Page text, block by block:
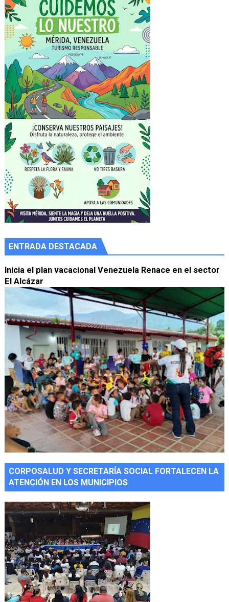
ENTRADA DESTACADA
Inicia el plan vacacional Venezuela Renace en el sector
El Alcázar
CORPOSALUD Y SECRETARÍA SOCIAL FORTALECEN LA
ATENCIÓN EN LOS MUNICIPIOS